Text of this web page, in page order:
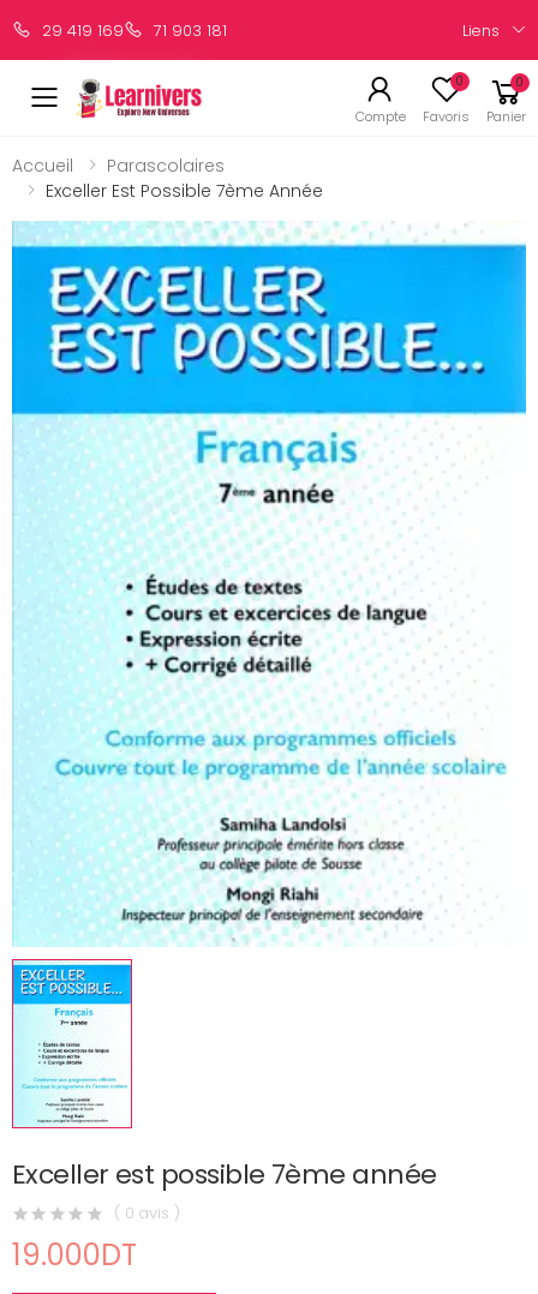
29 419 169 71 903 181 Liens
Compte
0
Favoris
0
Panier
Accueil
Parascolaires
Exceller Est Possible 7ème Année
Exceller est possible 7ème année
( 0 avis )
19.000DT